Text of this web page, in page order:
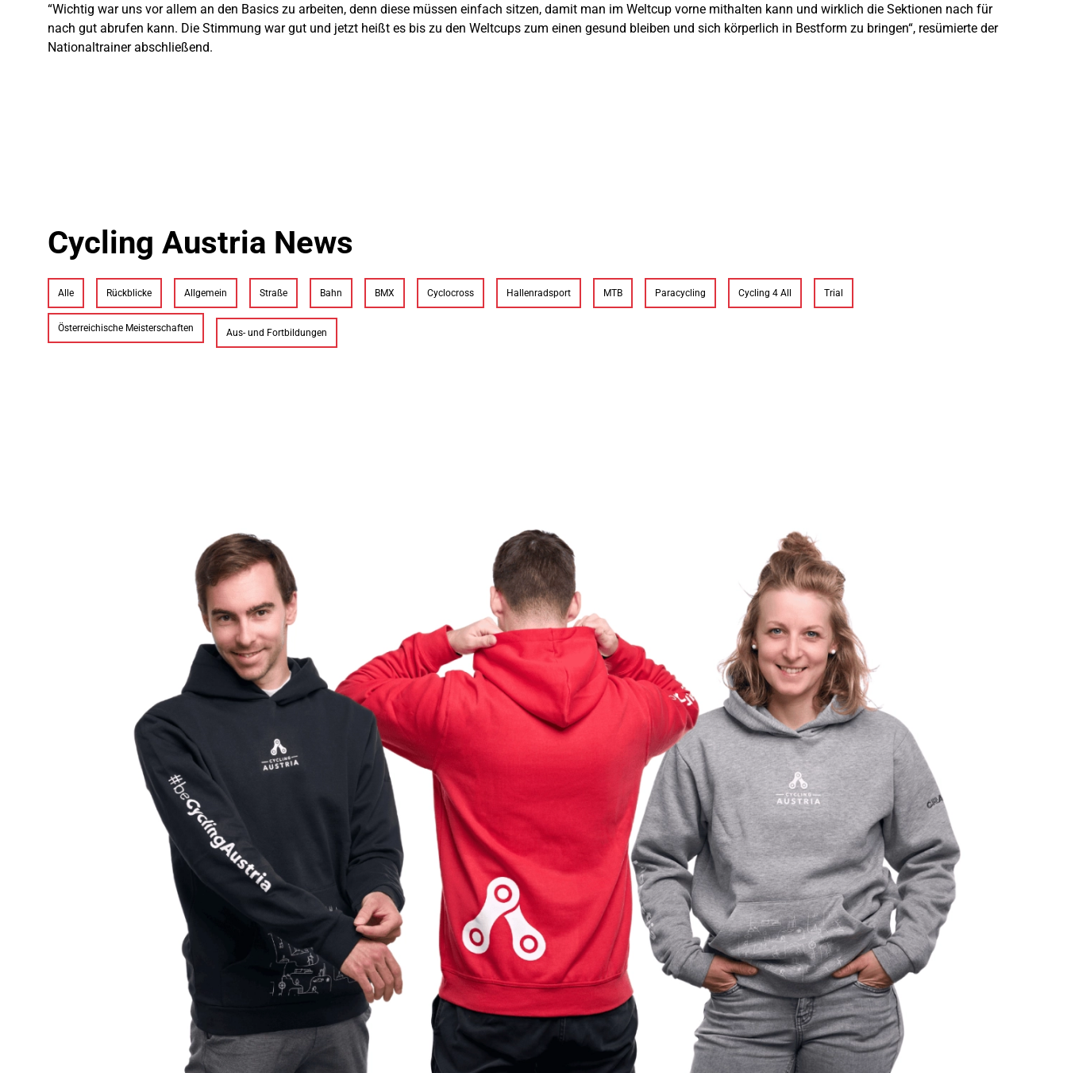
“Wichtig war uns vor allem an den Basics zu arbeiten, denn diese müssen einfach sitzen, damit man im Weltcup vorne mithalten kann und wirklich die Sektionen nach für
nach gut abrufen kann. Die Stimmung war gut und jetzt heißt es bis zu den Weltcups zum einen gesund bleiben und sich körperlich in Bestform zu bringen“, resümierte der
Nationaltrainer abschließend.
Cycling Austria News
Alle Rückblicke Allgemein Straße Bahn BMX Cyclocross Hallenradsport MTB Paracycling Cycling 4 All Trial
Österreichische Meisterschaften Aus- und Fortbildungen